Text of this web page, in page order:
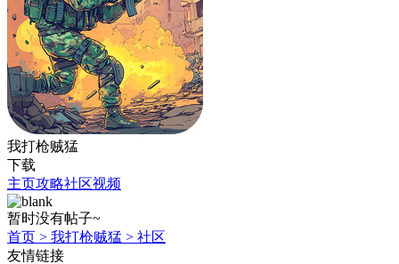
我打枪贼猛
下载
主页攻略社区视频
暂时没有帖子~
首页 > 我打枪贼猛 > 社区
友情链接